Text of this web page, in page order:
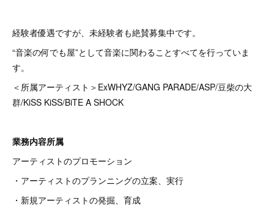
経験者優遇ですが、未経験者も絶賛募集中です。
“音楽の何でも屋”として音楽に関わることすべてを行っていま
す。
＜所属アーティスト＞ExWHYZ/GANG PARADE/ASP/豆柴の大
群/KiSS KiSS/BiTE A SHOCK
業務内容所属
アーティストのプロモーション
・アーティストのプランニングの立案、実行
・新規アーティストの発掘、育成